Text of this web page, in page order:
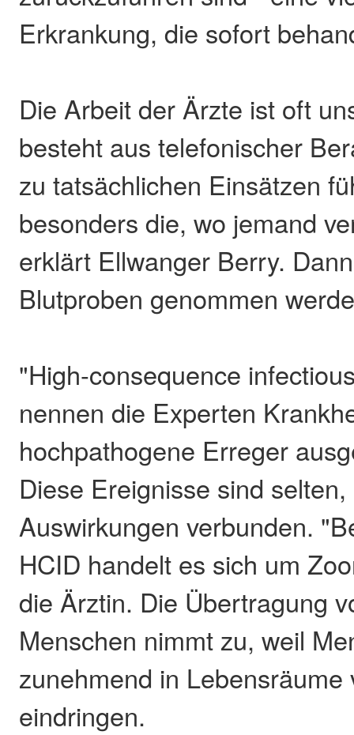
Erkrankung, die sofort
Die Arbeit der Ärzte ist oft
besteht aus telefonischer
zu tatsächlichen Einsätzen
besonders die, wo jemand
erklärt Ellwanger Berry.
Blutproben genommen
"High-consequence
nennen die Experten
hochpathogene Erreger
Diese Ereignisse sind
Auswirkungen verbunden.
HCID handelt es sich um
die Ärztin. Die Übertragung
Menschen nimmt zu, weil
zunehmend in Lebensräume
eindringen.